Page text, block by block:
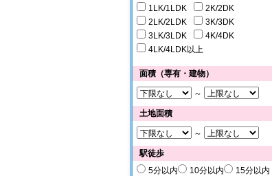
1LK/1LDK
2K/2DK
2LK/2LDK
3K/3DK
3LK/3LDK
4K/4DK
4LK/4LDK以上
面積（専有・建物）
～
土地面積
～
駅徒歩
5分以内
10分以内
15分以内